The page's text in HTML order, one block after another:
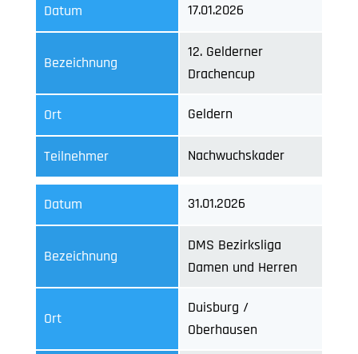
Datum
Bezeichnung
Ort
Teilnehmer
17.01.2026
12. Gelderner
Drachencup
Geldern
Nachwuchskader
Datum
Bezeichnung
Ort
31.01.2026
DMS Bezirksliga
Damen und Herren
Duisburg /
Oberhausen